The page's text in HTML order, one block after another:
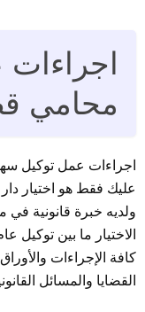
محامي
اجراءات عمل توكيل
عليك فقط هو اختيار
ولديه خبرة قانونية في
الاختيار ما بين توكيل
كافة الإجراءات
القضايا والمسائل